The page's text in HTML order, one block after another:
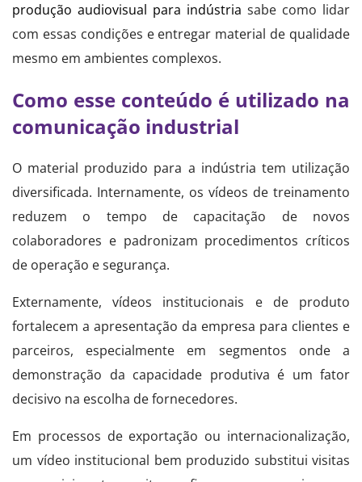
produção audiovisual para indústria sabe como lidar
com essas condições e entregar material de qualidade
mesmo em ambientes complexos.
Como esse conteúdo é utilizado na
comunicação industrial
O material produzido para a indústria tem utilização
diversificada. Internamente, os vídeos de treinamento
reduzem o tempo de capacitação de novos
colaboradores e padronizam procedimentos críticos
de operação e segurança.
Externamente, vídeos institucionais e de produto
fortalecem a apresentação da empresa para clientes e
parceiros, especialmente em segmentos onde a
demonstração da capacidade produtiva é um fator
decisivo na escolha de fornecedores.
Em processos de exportação ou internacionalização,
um vídeo institucional bem produzido substitui visitas